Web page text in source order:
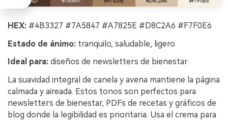
HEX: #4B3327 #7A5847 #A7825E #D8C2A6 #F7F0E6
Estado de ánimo: tranquilo, saludable, ligero
Ideal para: diseños de newsletters de bienestar
La suavidad integral de canela y avena mantiene la página
calmada y aireada. Estos tonos son perfectos para
newsletters de bienestar, PDFs de recetas y gráficos de
blog donde la legibilidad es prioritaria. Usa el crema para